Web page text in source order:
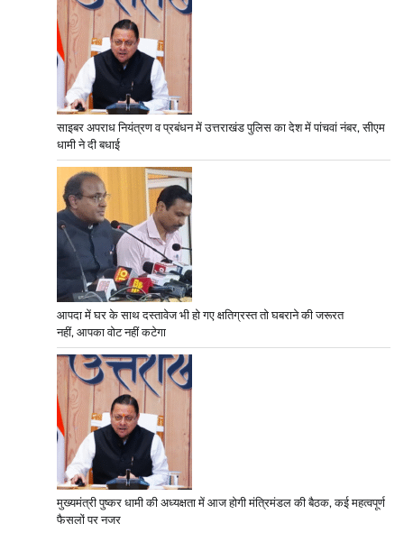
साइबर अपराध नियंत्रण व प्रबंधन में उत्तराखंड पुलिस का देश में पांचवां नंबर, सीएम
धामी ने दी बधाई
आपदा में घर के साथ दस्तावेज भी हो गए क्षतिग्रस्त तो घबराने की जरूरत
नहीं, आपका वोट नहीं कटेगा
मुख्यमंत्री पुष्कर धामी की अध्यक्षता में आज होगी मंत्रिमंडल की बैठक, कई महत्वपूर्ण
फैसलों पर नजर